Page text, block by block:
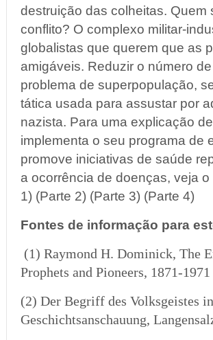
destruição das colheitas.
conflito? O complexo militar-
globalistas que querem que as
amigáveis. Reduzir o número
problema de superpopulação,
tática usada para assustar por
nazista. Para uma explicação
implementa o seu programa de
promove iniciativas de saúde
a ocorrência de doenças, veja
1) (Parte 2) (Parte 3) (Parte 4)
Fontes de informação para
(1) Raymond H. Dominick, The
Prophets and Pioneers, 1871-1971
(2) Der Begriff des Volksgeistes
Geschichtsanschauung,